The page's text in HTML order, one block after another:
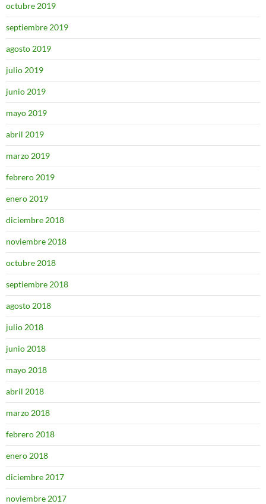
octubre 2019
septiembre 2019
agosto 2019
julio 2019
junio 2019
mayo 2019
abril 2019
marzo 2019
febrero 2019
enero 2019
diciembre 2018
noviembre 2018
octubre 2018
septiembre 2018
agosto 2018
julio 2018
junio 2018
mayo 2018
abril 2018
marzo 2018
febrero 2018
enero 2018
diciembre 2017
noviembre 2017